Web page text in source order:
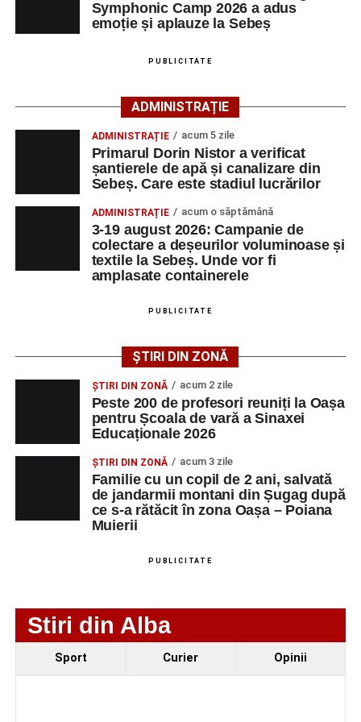
Urmărește-ne pe Google News
Duminică, 23 august 2026, Râpa Roșie găzduiește
cea de-a III-a ediție a concursului „CicloAventurier
de Sebeș”
Primul concert din cadrul String Symphonic Camp
2026 a adus emoție și aplauze la Sebeș
În luna august, cele mai recente lucrări ale lui Eugen
Măcinic pot fi admirate la Primăria Sebeș
îndrumarea unor profesori și mentori.
au venit la Sebeș și au susținut un recital apreciat de
tinerilor muzicieni și munca depusă în cadrul taberei, iar
spectatorii au răsplătit prestațiile cu aplauze îndelungate.
Evenimentul face parte din programulString Symphonic
Camp 2026, proiect susținut de Rotary Club Alba Iulia
care urmărește să ofere tinerilor muzicieni oportunitatea
Symphonic Camp 2026 a adus
emoție și aplauze la Sebeș
PUBLICITATE
ADMINISTRAȚIE
ADMINISTRAȚIE acum 5 zile
Primarul Dorin Nistor a verificat
șantierele de apă și canalizare din
Sebeș. Care este stadiul lucrărilor
ADMINISTRAȚIE acum o săptămână
3-19 august 2026: Campanie de
colectare a deșeurilor voluminoase și
textile la Sebeș. Unde vor fi
amplasate containerele
PUBLICITATE
ȘTIRI DIN ZONĂ
ȘTIRI DIN ZONĂ acum 2 zile
Peste 200 de profesori reuniți la Oașa
pentru Școala de vară a Sinaxei
Educaționale 2026
ȘTIRI DIN ZONĂ acum 3 zile
Familie cu un copil de 2 ani, salvată
de jandarmii montani din Șugag după
ce s-a rătăcit în zona Oașa – Poiana
Muierii
PUBLICITATE
Stiri din Alba
Sport Curier Opinii